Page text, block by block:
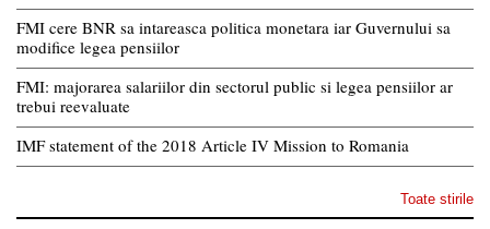
FMI cere BNR sa intareasca politica monetara iar Guvernului sa
modifice legea pensiilor
FMI: majorarea salariilor din sectorul public si legea pensiilor ar
trebui reevaluate
IMF statement of the 2018 Article IV Mission to Romania
Toate stirile